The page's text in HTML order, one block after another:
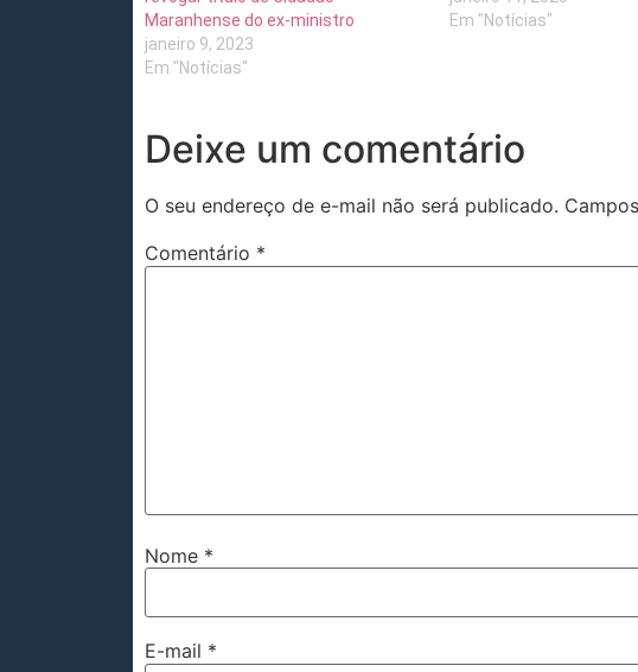
Maranhense do ex-ministro
janeiro 9, 2023
Em "Notícias"
Em "Notícias"
Deixe um comentário
O seu endereço de e-mail não será publicado.
Comentário *
Nome *
E-mail *